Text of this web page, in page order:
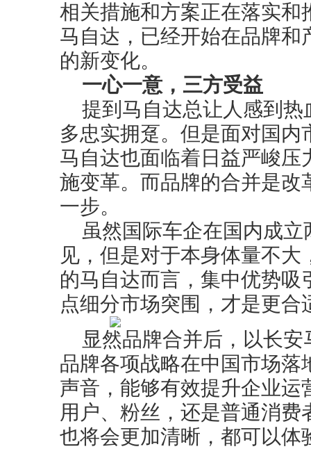
相关措施和方案正在落实和
马自达，已经开始在品牌
的新变化。
一心一意，三方受益
提到马自达总让人感到
多忠实拥趸。但是面对国
马自达也面临着日益严峻
施变革。而品牌的合并是
一步。
虽然国际车企在国内成
见，但是对于本身体量不
的马自达而言，集中优势
点细分市场突围，才是更合
显然品牌合并后，以长
品牌各项战略在中国市场
声音，能够有效提升企业
用户、粉丝，还是普通消
也将会更加清晰，都可以